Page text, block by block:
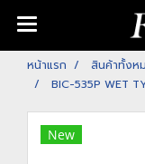
หน้าแรก สินค้าทั้งห
BIC-535P WET
New